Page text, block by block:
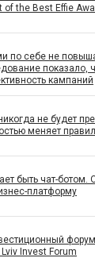
of the Best Effie
по себе не
показало,
кампаний
не будет
меняет
быть чат-ботом.
платформу
Invest Forum